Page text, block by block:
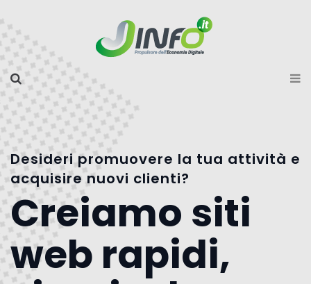
Desideri promuovere la tua attività e
acquisire nuovi clienti?
Creiamo siti
web rapidi,